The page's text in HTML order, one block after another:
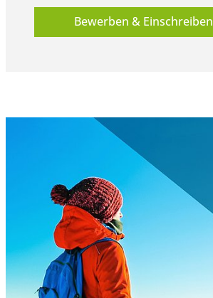
Bewerben & Einschreiben